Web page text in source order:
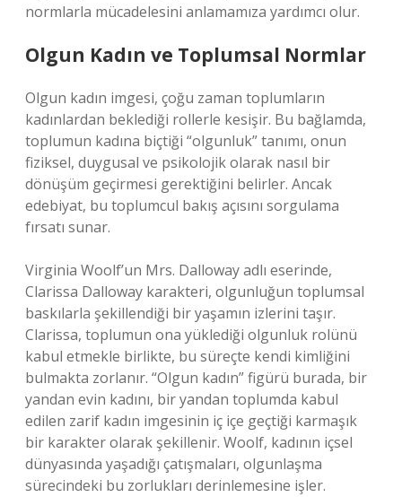
normlarla mücadelesini anlamamıza yardımcı olur.
Olgun Kadın ve Toplumsal Normlar
Olgun kadın imgesi, çoğu zaman toplumların
kadınlardan beklediği rollerle kesişir. Bu bağlamda,
toplumun kadına biçtiği “olgunluk” tanımı, onun
fiziksel, duygusal ve psikolojik olarak nasıl bir
dönüşüm geçirmesi gerektiğini belirler. Ancak
edebiyat, bu toplumcul bakış açısını sorgulama
fırsatı sunar.
Virginia Woolf’un Mrs. Dalloway adlı eserinde,
Clarissa Dalloway karakteri, olgunluğun toplumsal
baskılarla şekillendiği bir yaşamın izlerini taşır.
Clarissa, toplumun ona yüklediği olgunluk rolünü
kabul etmekle birlikte, bu süreçte kendi kimliğini
bulmakta zorlanır. “Olgun kadın” figürü burada, bir
yandan evin kadını, bir yandan toplumda kabul
edilen zarif kadın imgesinin iç içe geçtiği karmaşık
bir karakter olarak şekillenir. Woolf, kadının içsel
dünyasında yaşadığı çatışmaları, olgunlaşma
sürecindeki bu zorlukları derinlemesine işler.